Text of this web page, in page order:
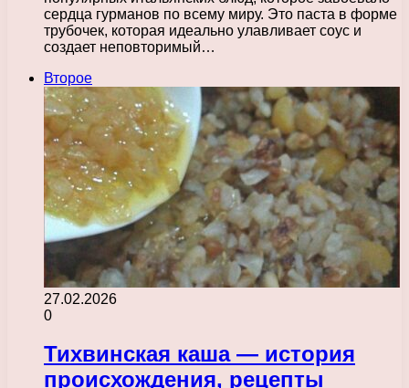
сердца гурманов по всему миру. Это паста в форме
трубочек, которая идеально улавливает соус и
создает неповторимый…
Второе
27.02.2026
0
Тихвинская каша — история
происхождения, рецепты